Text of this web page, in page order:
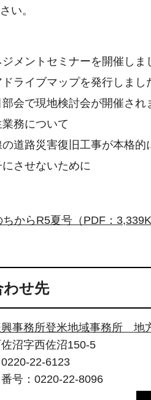
い。
ジメントセミナーを開催しま
ライブマップを発行しまし
会で現地検討会が開催され
務について
道路災害復旧工事が本格的
させないために
ちからR5夏号（PDF：
わせ先
事務所登米地域事務所 地
沼字西佐沼150-5
22-6123
号：0220-22-8096